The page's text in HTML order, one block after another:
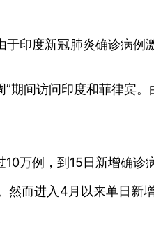
印度新冠肺炎确诊病
间访问印度和菲律宾
万例，到15日新增确诊
而进入4月以来单日